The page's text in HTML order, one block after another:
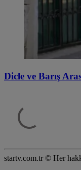
Dicle ve Barış
startv.com.tr © Her